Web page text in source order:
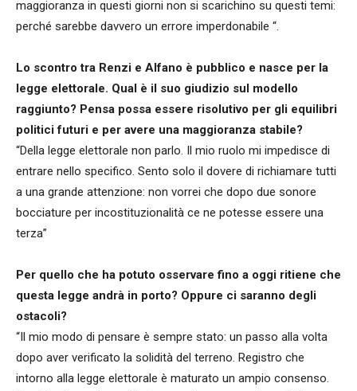
maggioranza in questi giorni non si scarichino su questi temi:
perché sarebbe davvero un errore imperdonabile “.
Lo scontro tra Renzi e Alfano è pubblico e nasce per la
legge elettorale. Qual è il suo giudizio sul modello
raggiunto? Pensa possa essere risolutivo per gli equilibri
politici futuri e per avere una maggioranza stabile?
“Della legge elettorale non parlo. Il mio ruolo mi impedisce di
entrare nello specifico. Sento solo il dovere di richiamare tutti
a una grande attenzione: non vorrei che dopo due sonore
bocciature per incostituzionalità ce ne potesse essere una
terza”
Per quello che ha potuto osservare fino a oggi ritiene che
questa legge andrà in porto? Oppure ci saranno degli
ostacoli?
“Il mio modo di pensare è sempre stato: un passo alla volta
dopo aver verificato la solidità del terreno. Registro che
intorno alla legge elettorale è maturato un ampio consenso.